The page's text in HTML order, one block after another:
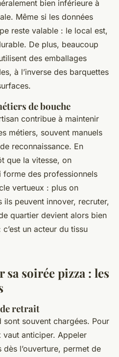
bien inférieure à
Même si les données
reste valable : le local est,
De plus, beaucoup
des emballages
à l’inverse des barquettes
de bouche
contribue à maintenir
métiers, souvent manuels
reconnaissance. En
que la vitesse, on
des professionnels
vertueux : plus on
ils peuvent innover, recruter,
quartier devient alors bien
un acteur du tissu
soirée pizza : les
retrait
sont souvent chargées. Pour
vaut anticiper. Appeler
l’ouverture, permet de